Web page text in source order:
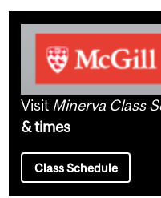
Visit Minerva Class
& times
Class Schedule